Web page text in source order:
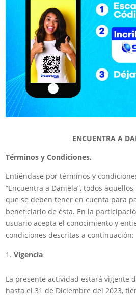
ENCUENTRA A
Términos y Condiciones.
Entiéndase por términos y
“Encuentra a Daniela”, todos
que se deben tener en cuenta para
beneficiario de ésta. En la
usuario acepta el conocimiento y
condiciones descritas a continuación:
Vigencia
La presente actividad estará vigente
hasta el 31 de Diciembre del 2023,